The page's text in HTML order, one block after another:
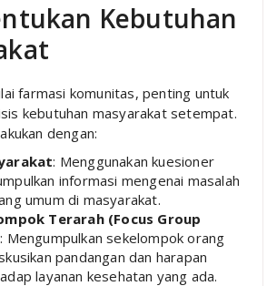
Kebutuhan
farmasi komunitas, penting untuk
kebutuhan masyarakat setempat.
dengan:
: Menggunakan kuesioner
informasi mengenai masalah
umum di masyarakat.
Terarah (Focus Group
: Mengumpulkan sekelompok orang
pandangan dan harapan
layanan kesehatan yang ada.